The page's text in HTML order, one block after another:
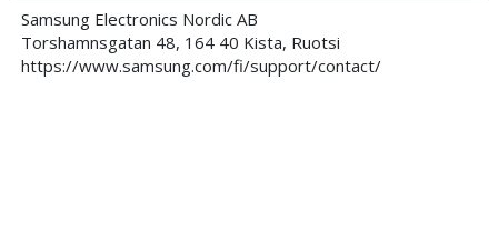
Samsung Electronics Nordic AB
Torshamnsgatan 48, 164 40 Kista, Ruotsi
https://www.samsung.com/fi/support/contact/